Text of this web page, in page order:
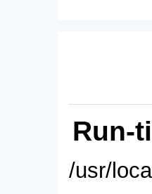
Run-
/usr/